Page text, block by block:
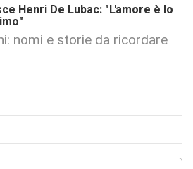
Henri De Lubac: "L'amore è lo
nomi e storie da ricordare